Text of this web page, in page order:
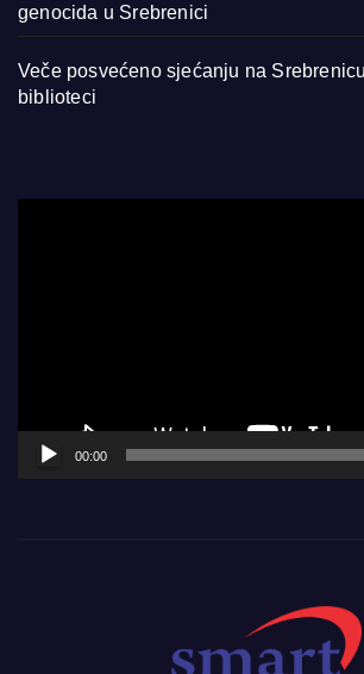
genocida u Srebrenici
Veče posvećeno sjećanju na
biblioteci
00:00